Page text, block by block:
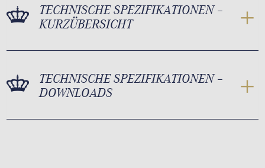
TECHNISCHE SPEZIFIKATIONEN –
KURZÜBERSICHT
TECHNISCHE SPEZIFIKATIONEN –
DOWNLOADS